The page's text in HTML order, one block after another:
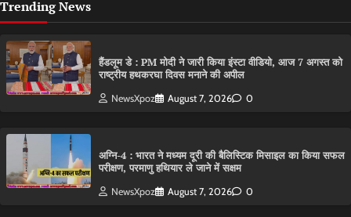
Trending News
हैंडलूम डे : PM मोदी ने जारी किया इंस्टा वीडियो, आज 7 अगस्त को
राष्ट्रीय हथकरघा दिवस मनाने की अपील
NewsXpoz August 7, 2026 0
अग्नि-4 : भारत ने मध्यम दूरी की बैलिस्टिक मिसाइल का किया सफल
परीक्षण, परमाणु हथियार ले जाने में सक्षम
NewsXpoz August 7, 2026 0